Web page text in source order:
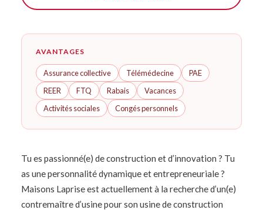
AVANTAGES
Assurance collective Télémédecine
PAE
REER
FTQ Rabais
Vacances
Activités sociales
Congés personnels
Tu es passionné(e) de construction et d’innovation ? Tu
as une personnalité dynamique et entrepreneuriale ?
Maisons Laprise est actuellement à la recherche d’un(e)
contremaître d’usine pour son usine de construction